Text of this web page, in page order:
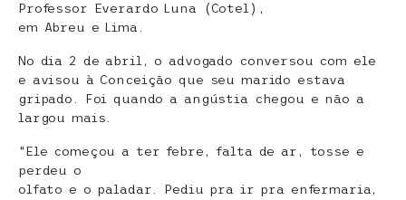
Professor Everardo Luna (Cotel),
em Abreu e Lima.
No dia 2 de abril, o advogado conversou com ele
e avisou à Conceição que seu marido estava
gripado. Foi quando a angústia chegou e não a
largou mais.
“Ele começou a ter febre, falta de ar, tosse e
perdeu o
olfato e o paladar. Pediu pra ir pra enfermaria,